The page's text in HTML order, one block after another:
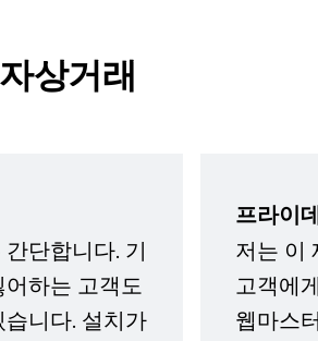
상거래
단합니다. 기
하는 고객도
니다. 설치가
프라이
저는 이
고객에
웹마스